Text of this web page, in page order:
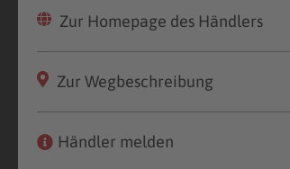
Zur Homepage des Händlers
Zur Wegbeschreibung
Händler melden